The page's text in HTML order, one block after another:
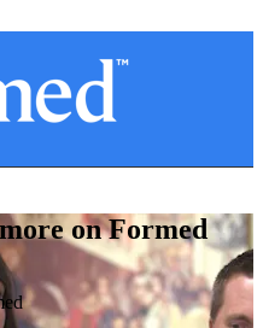
on Formed